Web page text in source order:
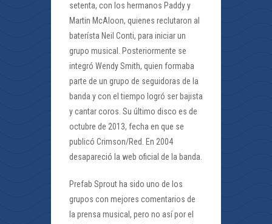
setenta, con los hermanos Paddy y
Martin McAloon, quienes reclutaron al
baterísta Neil Conti, para iniciar un
grupo musical. Posteriormente se
integró Wendy Smith, quien formaba
parte de un grupo de seguidoras de la
banda y con el tiempo logró ser bajista
y cantar coros. Su último disco es de
octubre de 2013, fecha en que se
publicó Crimson/Red. En 2004
desapareció la web oficial de la banda.
Prefab Sprout ha sido uno de los
grupos con mejores comentarios de
la prensa musical, pero no así por el